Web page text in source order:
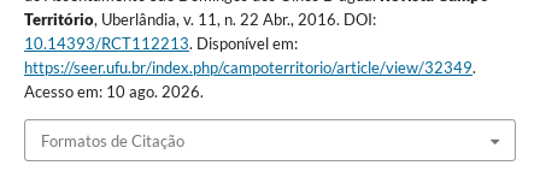
Território, Uberlândia, v. 11, n. 22 Abr., 2016. DOI:
10.14393/RCT112213. Disponível em:
https://seer.ufu.br/index.php/campoterritorio/article/view/32349.
Acesso em: 10 ago. 2026.
Formatos de Citação